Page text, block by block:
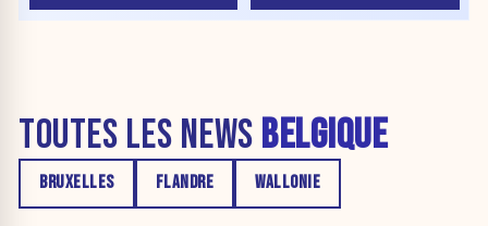
TOUTES LES NEWS BELGIQUE
BRUXELLES FLANDRE WALLONIE